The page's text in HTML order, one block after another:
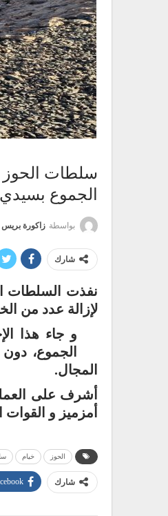
سلطات الحوز
الجموع
بواسطة زاكورة بريس
شارك
نفذت السلطات
لإزالة عدد من
و جاء هذا
الجموع،
المجال.
أشرف على
أمزميز و
الحوز خيام
شارك